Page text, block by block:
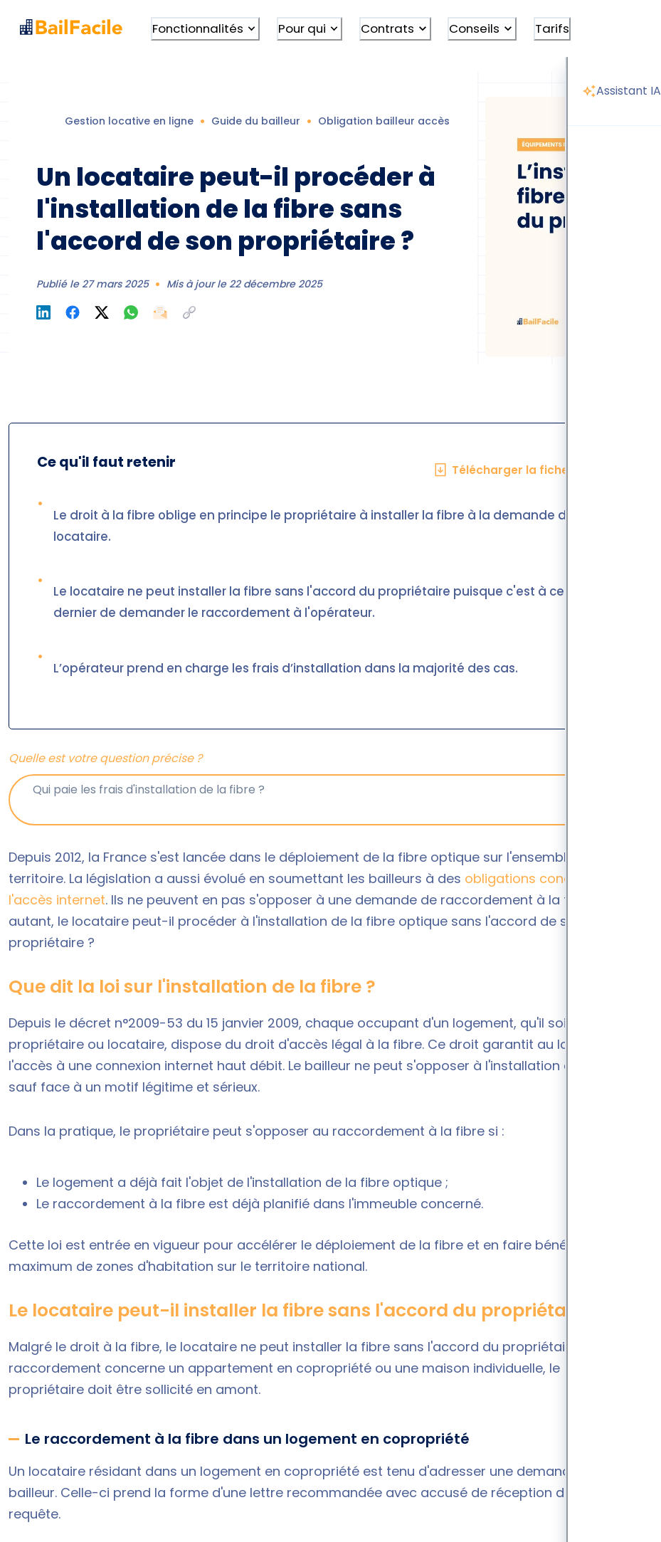
Assistant IA
Fonctionnalités Pour qui Contrats Conseils Tarifs
Gestion locative en ligne Guide du bailleur Obligation bailleur accès internet
Un locataire peut-il procéder à
l'installation de la fibre sans
l'accord de son propriétaire ?
Publié le 27 mars 2025 Mis à jour le 22 décembre 2025
Ce qu'il faut retenir
•
Le droit à la fibre oblige en principe le propriétaire à installer la fibre à la demande du
locataire.
•
Le locataire ne peut installer la fibre sans l'accord du propriétaire puisque c'est à ce
dernier de demander le raccordement à l'opérateur.
•
L’opérateur prend en charge les frais d’installation dans la majorité des cas.
Télécharger la fiche en PDF
Quelle est votre question précise ?
Depuis 2012, la France s'est lancée dans le déploiement de la fibre optique sur l'ensemble du
territoire. La législation a aussi évolué en soumettant les bailleurs à des obligations concernant
l'accès internet. Ils ne peuvent en pas s'opposer à une demande de raccordement à la fibre. Pour
autant, le locataire peut-il procéder à l'installation de la fibre optique sans l'accord de son
propriétaire ?
Que dit la loi sur l'installation de la fibre ?
Depuis le décret n°2009-53 du 15 janvier 2009, chaque occupant d'un logement, qu'il soit
propriétaire ou locataire, dispose du droit d'accès légal à la fibre. Ce droit garantit au locataire
l'accès à une connexion internet haut débit. Le bailleur ne peut s'opposer à l'installation de la fibre,
sauf face à un motif légitime et sérieux.
Dans la pratique, le propriétaire peut s'opposer au raccordement à la fibre si :
Le logement a déjà fait l'objet de l'installation de la fibre optique ;
Le raccordement à la fibre est déjà planifié dans l'immeuble concerné.
Cette loi est entrée en vigueur pour accélérer le déploiement de la fibre et en faire bénéficier un
maximum de zones d'habitation sur le territoire national.
Le locataire peut-il installer la fibre sans l'accord du propriétaire ?
Malgré le droit à la fibre, le locataire ne peut installer la fibre sans l'accord du propriétaire. Que le
raccordement concerne un appartement en copropriété ou une maison individuelle, le
propriétaire doit être sollicité en amont.
Le raccordement à la fibre dans un logement en copropriété
Un locataire résidant dans un logement en copropriété est tenu d'adresser une demande à son
bailleur. Celle-ci prend la forme d'une lettre recommandée avec accusé de réception détaillant la
requête.